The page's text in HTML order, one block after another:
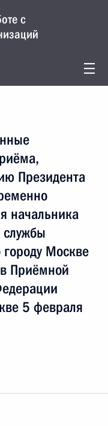
с
Президента
начальника
Москве
Приёмной
5 февраля